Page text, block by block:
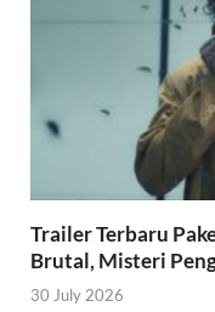
Trailer Terbaru
Brutal, Misteri
30 July 2026